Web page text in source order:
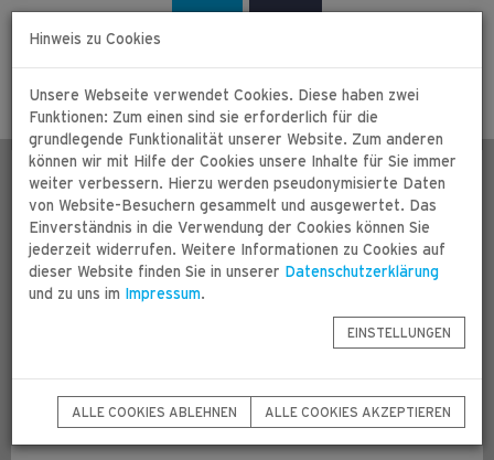
Donnerstag 09.04.2026
Hinweis zu Cookies
Unsere Webseite verwendet Cookies. Diese haben zwei
Funktionen: Zum einen sind sie erforderlich für die
grundlegende Funktionalität unserer Website. Zum anderen
können wir mit Hilfe der Cookies unsere Inhalte für Sie immer
weiter verbessern. Hierzu werden pseudonymisierte Daten
von Website-Besuchern gesammelt und ausgewertet. Das
Einverständnis in die Verwendung der Cookies können Sie
jederzeit widerrufen. Weitere Informationen zu Cookies auf
dieser Website finden Sie in unserer Datenschutzerklärung
und zu uns im
Impressum.
EINSTELLUNGEN
ALLE COOKIES ABLEHNEN ALLE COOKIES AKZEPTIEREN